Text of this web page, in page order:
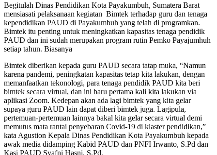
Begitulah Dinas Pendidikan Kota Payakumbuh, Sumatera Barat
mensiasati pelaksanaan kegiatan Bimtek terhadap guru dan tenaga
kependidikan PAUD di Payakumbuh yang telah di programkan.
Bimtek itu penting untuk meningkatkan kapasitas tenaga pendidik
PAUD dan ini sudah merupakan program rutin Pemko Payajumhuh
setiap tahun. Biasanya
Bimtek diberikan kepada guru PAUD secara tatap muka, “Namun
karena pandemi, peningkatan kapasitas tetap kita lakukan, dengan
memanfaatkan tekonologi, para tenaga pendidik PAUD kita beri
bimtek secara virtual, dan ini baru pertama kali kita lakukan via
aplikasi Zoom. Kedepan akan ada lagi bimtek yang kita gelar
supaya guru PAUD lain dapat diberi bimtek juga. Lagipula,
pertemuan-pertemuan lainnya bakal kita gelar secara virtual demi
memutus mata rantai penyebaran Covid-19 di klaster pendidikan,”
kata Agustion Kepala Dinas Pendidikan Kota Payakumbuh kepada
awak media didamping Kabid PAUD dan PNFI Irwanto, S.Pd dan
Kasi PAUD Syafni Hasni, S.Pd.